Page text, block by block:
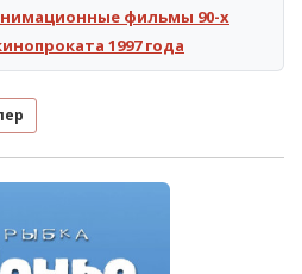
фильмы 90-х
1997 года